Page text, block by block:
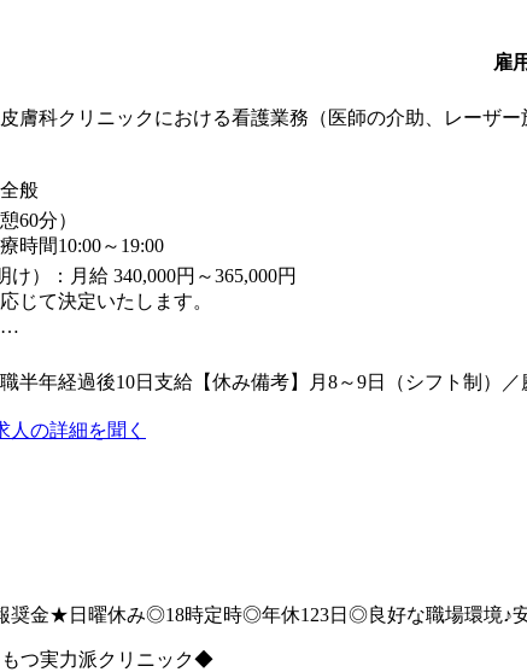
雇
膚科クリニックにおける看護業務（医師の介助、レーザー
般
60分）
時間10:00～19:00
）：月給 340,000円～365,000円
じて決定いたします。
…
職半年経過後10日支給【休み備考】月8～9日（シフト制）
報奨金★日曜休み◎18時定時◎年休123日◎良好な職場環境
史をもつ実力派クリニック◆